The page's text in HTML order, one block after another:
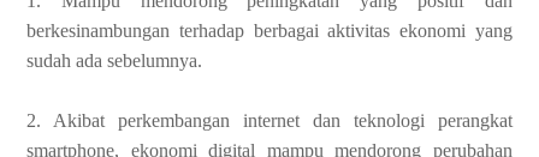
berkesinambungan terhadap berbagai aktivitas ekonomi yang
sudah ada sebelumnya.
2. Akibat perkembangan internet dan teknologi perangkat
smartphone, ekonomi digital mampu mendorong perubahan